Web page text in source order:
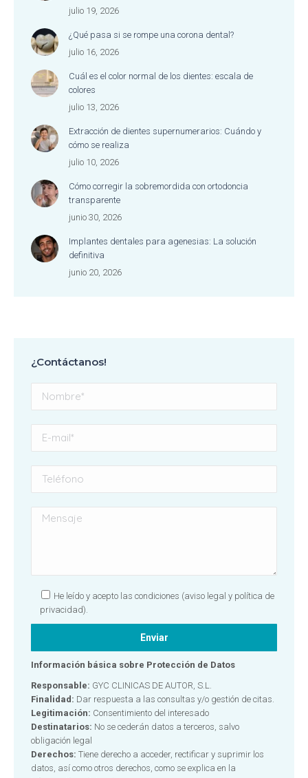
julio 19, 2026
¿Qué pasa si se rompe una corona dental?
julio 16, 2026
Cuál es el color normal de los dientes: escala de
colores
julio 13, 2026
Extracción de dientes supernumerarios: Cuándo y
cómo se realiza
julio 10, 2026
Cómo corregir la sobremordida con ortodoncia
transparente
junio 30, 2026
Implantes dentales para agenesias: La solución
definitiva
junio 20, 2026
¿Contáctanos!
He leído y acepto las condiciones (aviso legal y política de
privacidad).
Información básica sobre Protección de Datos
Responsable: GYC CLINICAS DE AUTOR, S.L.
Finalidad: Dar respuesta a las consultas y/o gestión de citas.
Legitimación: Consentimiento del interesado
Destinatarios: No se cederán datos a terceros, salvo
obligación legal
Derechos: Tiene derecho a acceder, rectificar y suprimir los
datos, así como otros derechos, como se explica en la